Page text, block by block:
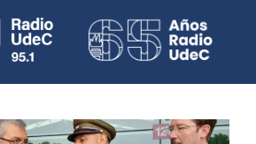
Radio UdeC en vivo
Quiénes Somos